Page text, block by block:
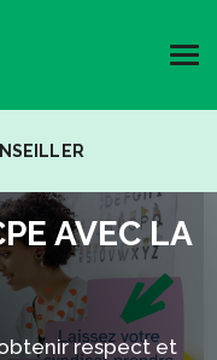
AVEC LA
respect et